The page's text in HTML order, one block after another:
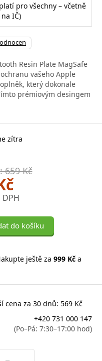
pro všechny – včetně
IČ)
Resin Plate MagSafe
vašeho Apple
který dokonale
prémiovým desingem
zítra
659 Kč
DPH
do košíku
ještě za 999 Kč a
cena za 30 dnů: 569 Kč
+420 731 000 147
(Po–Pá: 7:30–17:00 hod)